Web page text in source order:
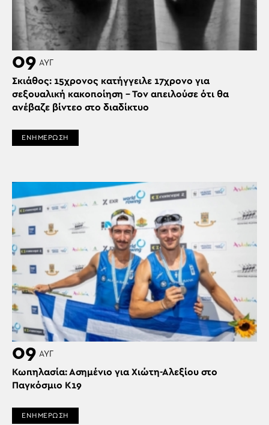
09 ΑΥΓ
Σκιάθος: 15χρονος κατήγγειλε 17χρονο για
σεξουαλική κακοποίηση – Τον απειλούσε ότι θα
ανέβαζε βίντεο στο διαδίκτυο
ΕΝΗΜΕΡΩΣΗ
09 ΑΥΓ
Κωπηλασία: Ασημένιο για Χιώτη-Αλεξίου στο
Παγκόσμιο Κ19
ΕΝΗΜΕΡΩΣΗ